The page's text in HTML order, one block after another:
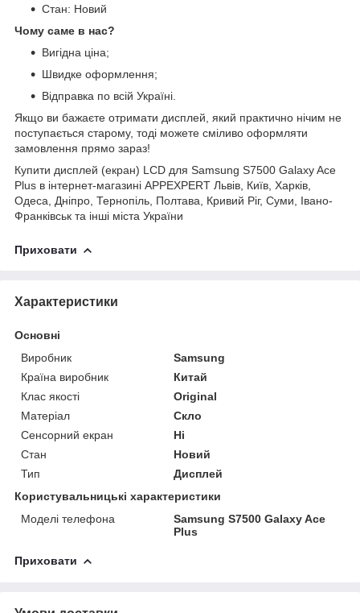
Стан: Новий
Чому саме в нас?
Вигідна ціна;
Швидке оформлення;
Відправка по всій Україні.
Якщо ви бажаєте отримати дисплей, який практично нічим не
поступається старому, тоді можете сміливо оформляти
замовлення прямо зараз!
Купити дисплей (екран) LCD для Samsung S7500 Galaxy Ace
Plus в інтернет-магазині APPEXPERT Львів, Київ, Харків,
Одеса, Дніпро, Тернопіль, Полтава, Кривий Ріг, Суми, Івано-
Франківськ та інші міста України
Приховати
Характеристики
Основні
Виробник
Samsung
Країна виробник
Китай
Клас якості
Original
Матеріал
Скло
Сенсорний екран
Ні
Стан
Новий
Тип
Дисплей
Користувальницькі характеристики
Моделі телефона
Samsung S7500 Galaxy Ace
Plus
Приховати